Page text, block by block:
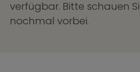
verfügbar. Bitte schauen
nochmal vorbei.